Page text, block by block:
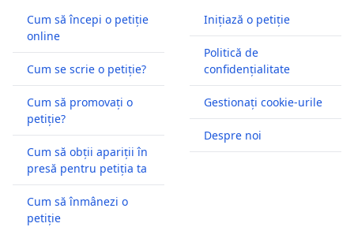
Cum să începi o petiție
online
Cum se scrie o petiție?
Cum să promovați o
petiție?
Cum să obții apariții în
presă pentru petiția ta
Cum să înmânezi o
petiție
Inițiază o petiție
Politică de
confidențialitate
Gestionați cookie-urile
Despre noi